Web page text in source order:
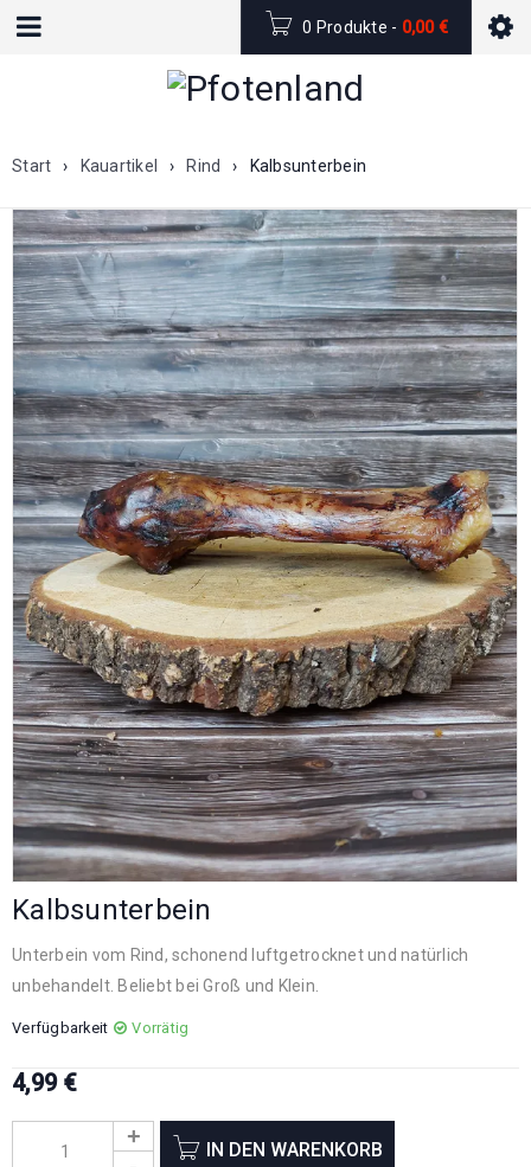
0 Produkte - 0,00€
Start › Kauartikel › Rind › Kalbsunterbein
Kalbsunterbein
Unterbein vom Rind, schonend luftgetrocknet und natürlich
unbehandelt. Beliebt bei Groß und Klein.
Verfügbarkeit Vorrätig
4,99 €
IN DEN WARENKORB